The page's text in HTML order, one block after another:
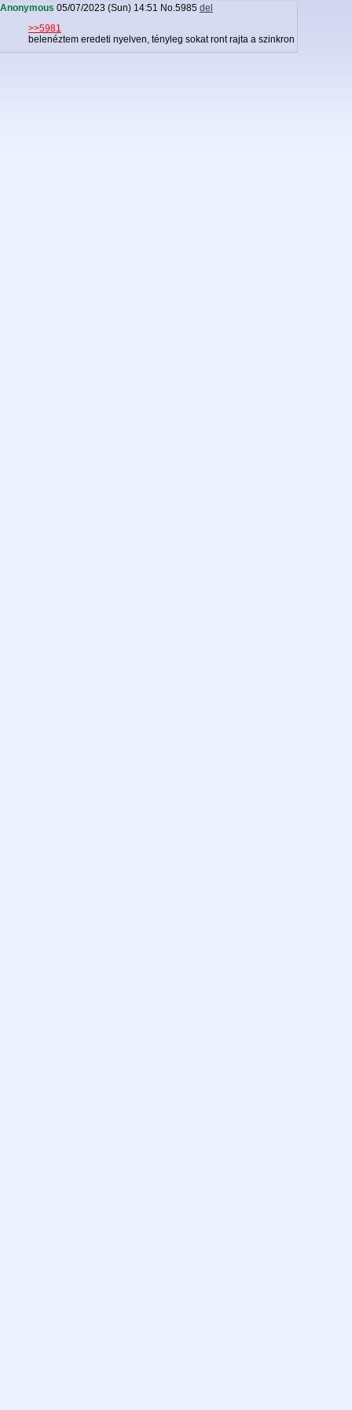
Anonymous 05/07/2023 (Sun) 14:51 No.5985 del
>>5981
belenéztem eredeti nyelven, tényleg sokat ront rajta a szinkron